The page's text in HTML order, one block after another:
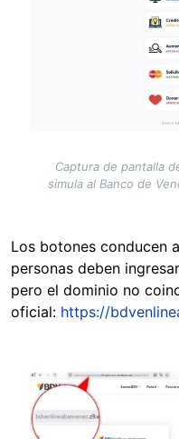
Captura de pantalla
simula al Banco de
Los botones conducen
personas deben
pero el dominio no
oficial: https://
Image